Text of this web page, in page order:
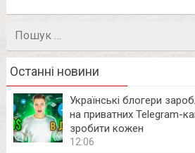
Пошук
Останні новини
Українські блогери
на приватних Telegram-
зробити кожен
12:06